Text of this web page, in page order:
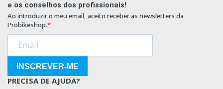
e os conselhos dos profissionais!
Ao introduzir o meu email, aceito receber as newsletters da
Probikeshop.
INSCREVER-ME
PRECISA DE AJUDA?